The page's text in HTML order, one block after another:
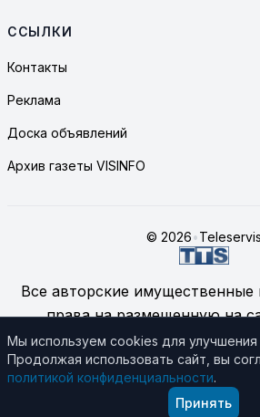
ССЫЛКИ
Контакты
Реклама
Доска объявлений
Архив газеты VISINFO
© 2026•Teleservis
Все авторские
права на размещенную на
информацию принадлежат ЗАО
technologijų servisas", если
Подробнее об использовании
Мы используем cookies для улучшения
Продолжая использовать сайт, вы
политикой конфиденциальности.
Принять